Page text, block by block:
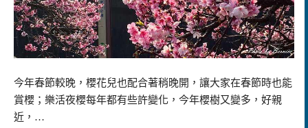
今年春節較晚，櫻花兒也配合著稍晚開，讓大家在春節時也能
賞櫻；樂活夜櫻每年都有些許變化，今年櫻樹又變多，好親
近，…